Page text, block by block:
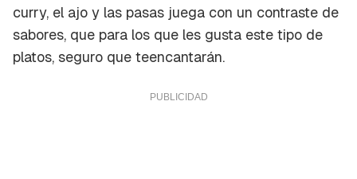
curry, el ajo y las pasas juega con un contraste de
sabores, que para los que les gusta este tipo de
platos, seguro que teencantarán.